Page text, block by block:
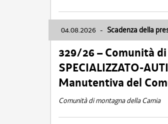
04.08.2026 - Scadenza della
329/26 – Comunità
SPECIALIZZATO-
Manutentiva del
Comunità di montagna della Carnia